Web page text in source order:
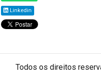
Linkedin
Todos os direitos